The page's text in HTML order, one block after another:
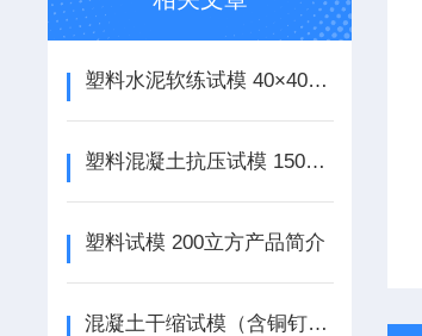
塑料水泥软练试模 40×40×160mm产品简介
塑料混凝土抗压试模 150立方加厚产品简介
塑料试模 200立方产品简介
混凝土干缩试模（含铜钉）100×100×515mm产品介绍